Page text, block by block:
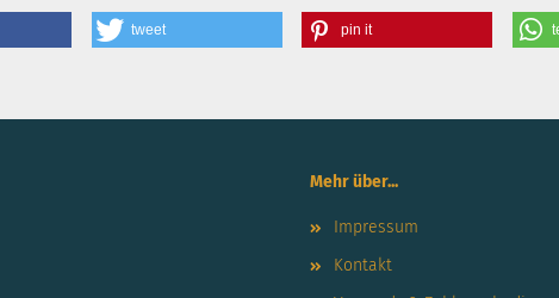
tweet pin it
Mehr über...
Impressum
Kontakt